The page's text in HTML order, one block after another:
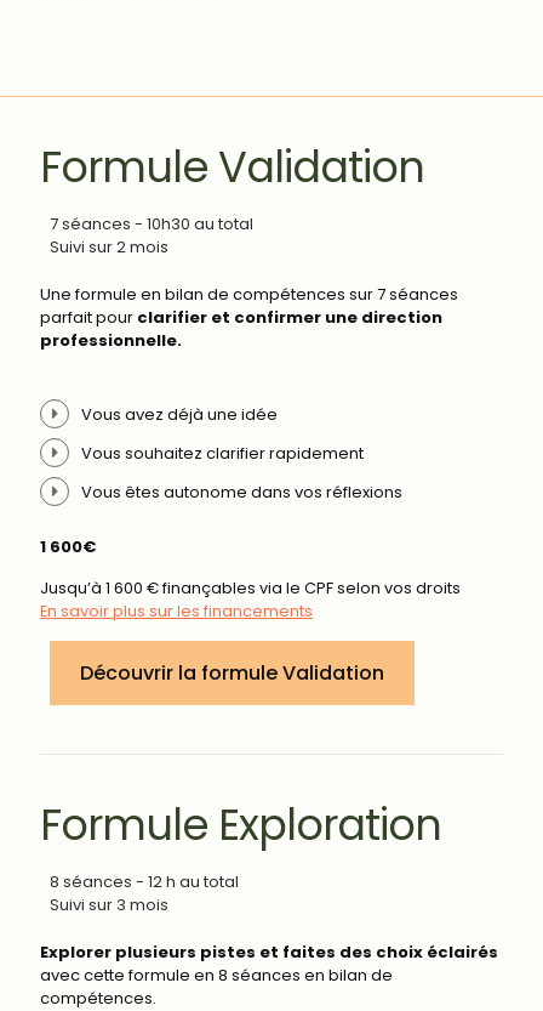
Formule Validation
7 séances - 10h30 au total
Suivi sur 2 mois
Une formule en bilan de compétences sur 7 séances
parfait pour clarifier et confirmer une direction
professionnelle.
Vous avez déjà une idée
Vous souhaitez clarifier rapidement
Vous êtes autonome dans vos réflexions
1 600€
Jusqu’à 1 600 € finançables via le CPF selon vos droits
En savoir plus sur les financements
Découvrir la formule Validation
Formule Exploration
8 séances - 12 h au total
Suivi sur 3 mois
Explorer plusieurs pistes et faites des choix éclairés
avec cette formule en 8 séances en bilan de
compétences.